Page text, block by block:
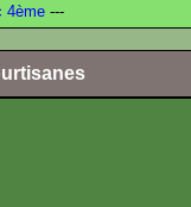
4ème ---